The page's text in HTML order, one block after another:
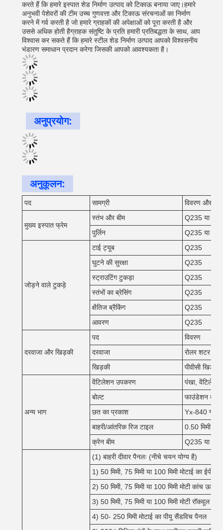
करते हैं कि हमारे इस्पात शेड निर्माण उत्पाद को टिकाऊ बनाया जाए।हमारे
अनुभवी पेशेवरों की टीम उच्च गुणवत्ता और टिकाऊ संरचनाओं का निर्माण
करने में गर्व करती है जो हमारे ग्राहकों की अपेक्षाओं को पूरा करती है और
उससे अधिक होती हैग्राहक संतुष्टि के प्रति हमारी प्रतिबद्धता के साथ, आप
विश्वास कर सकते हैं कि हमारे स्टील शेड निर्माण उत्पाद आपको विश्वसनीय
भंडारण समाधान प्रदान करेगा जिसकी आपको आवश्यकता है।
अनुप्रयोग:
अनुकूलन:
पद सामग्री विवरण और
मुख्य इस्पात फ्रेम
स्तंभ और बीम
Q235 या
पुर्लिन
Q235 या
जोड़ने वाले टुकड़े
टाई ट्यूब
Q235
घुटने की सुरक्षा
Q235
स्ट्राउटिंग टुकड़ा
Q235
स्तंभों का ब्रेसिंग
Q235
क्षैतिज ब्रैकिंग
Q235
आवरण
Q235
दरवाजा और खिड़की
पद
विवरण
दरवाजा
रोलर शटर
खिड़की
पीवीसी
अन्य भाग
वेंटिलेशन उपकरण
पंखा, वेंटिलेशन
बोल्ट
फाउंडेशन
छत का प्रकाश
Yx-840 ग्लास
बाहरी/आंतरिक रिज टाइल
0.50 मिमी रंग
क्रेन बीम
Q235 या
(1) बाहरी दीवार पैनलः (नीचे चयन योग्य है)
1) 50 मिमी, 75 मिमी या 100 मिमी मोटाई का
2) 50 मिमी, 75 मिमी या 100 मिमी मोटी कांच ऊन
3) 50 मिमी, 75 मिमी या 100 मिमी मोटी रॉकवूल
4) 50- 250 मिमी मोटाई का पीयू सैंडविच पैनल